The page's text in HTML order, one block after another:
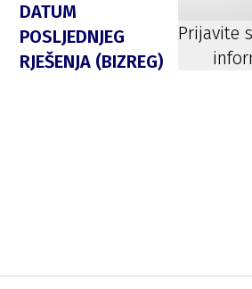
DATUM
POSLJEDNJEG
RJEŠENJA (BIZREG)
Prijavite